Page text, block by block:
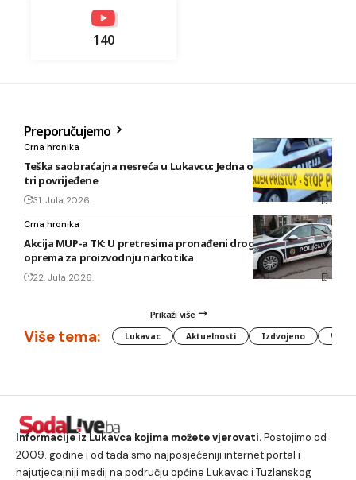
140
Preporučujemo
Crna hronika
Teška saobraćajna nesreća u Lukavcu: Jedna osoba poginula,
tri povrijeđene
31. Jula 2026.
Crna hronika
Akcija MUP-a TK: U pretresima pronađeni droga, oružje i
oprema za proizvodnju narkotika
22. Jula 2026.
Prikaži više
Više tema: Lukavac Aktuelnosti Izdvojeno
Informacije iz Lukavca kojima možete vjerovati.Postojimo od
2009. godine i od tada smo najposjećeniji internet portal i
najutjecajniji medij na području općine Lukavac i Tuzlanskog